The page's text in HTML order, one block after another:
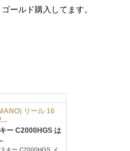
ールド購入してます。